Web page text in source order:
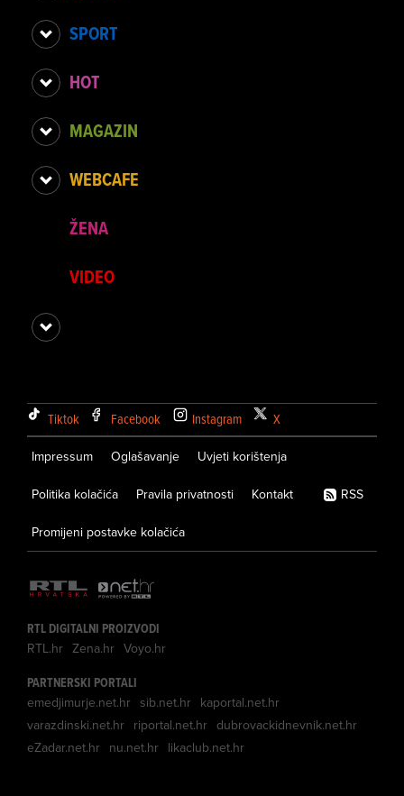
SPORT
HOT
MAGAZIN
WEBCAFE
ŽENA
VIDEO
Tiktok Facebook Instagram X
Impressum Oglašavanje Uvjeti korištenja
Politika kolačića Pravila privatnosti Kontakt
Promijeni postavke kolačića
RSS
RTL DIGITALNI PROIZVODI
RTL.hr Zena.hr Voyo.hr
PARTNERSKI PORTALI
emedjimurje.net.hr sib.net.hr kaportal.net.hr
varazdinski.net.hr riportal.net.hr dubrovackidnevnik.net.hr
eZadar.net.hr nu.net.hr likaclub.net.hr